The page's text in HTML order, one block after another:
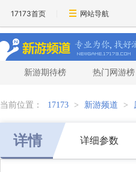
17173首页 网站导航
新游期待榜 热门网游榜
当前位置： 17173 > 新游频道 >
详情 详细参数